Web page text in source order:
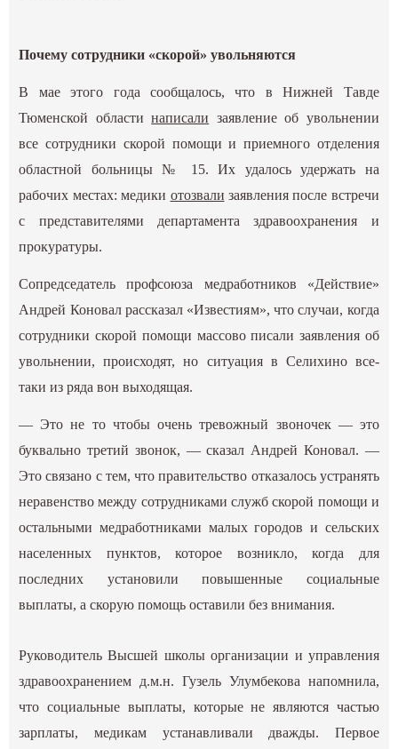
Почему сотрудники «скорой» увольняются
В мае этого года сообщалось, что в Нижней Тавде
Тюменской областинаписали заявление об увольнении
все сотрудники скорой помощи и приемного отделения
областной больницы № 15. Их удалось удержать на
рабочих местах: медики отозвали заявления после встречи
с представителями департамента здравоохранения и
прокуратуры.
Сопредседатель профсоюза медработников «Действие»
Андрей Коновал рассказал «Известиям», что случаи, когда
сотрудники скорой помощи массово писали заявления об
увольнении, происходят, но ситуация в Селихино все-
таки из ряда вон выходящая.
— Это не то чтобы очень тревожный звоночек — это
буквально третий звонок, — сказал Андрей Коновал. —
Это связано с тем, что правительство отказалось устранять
неравенство между сотрудниками служб скорой помощи и
остальными медработниками малых городов и сельских
населенных пунктов, которое возникло, когда для
последних установили повышенные социальные
выплаты, а скорую помощь оставили без внимания.
Руководитель Высшей школы организации и управления
здравоохранением д.м.н. Гузель Улумбекова напомнила,
что социальные выплаты, которые не являются частью
зарплаты, медикам устанавливали дважды. Первое